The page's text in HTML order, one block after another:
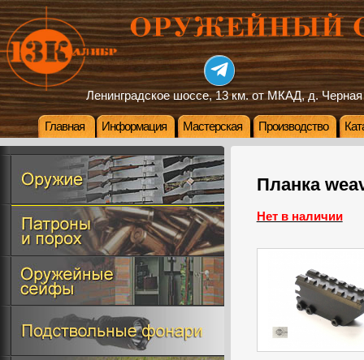
Ленинградское шоссе, 13 км. от МКАД, д. Черная
Главная Информация Мастерская Производство
Планка
Нет в наличии